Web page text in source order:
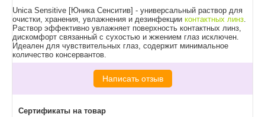
Unica Sensitive [Юника Сенситив] - универсальный раствор для
очистки, хранения, увлажнения и дезинфекции контактных линз.
Раствор эффективно увлажняет поверхность контактных линз,
дискомфорт связанный с сухостью и жжением глаз исключен.
Идеален для чувствительных глаз, содержит минимальное
количество консервантов.
Написать отзыв
Сертификаты на товар